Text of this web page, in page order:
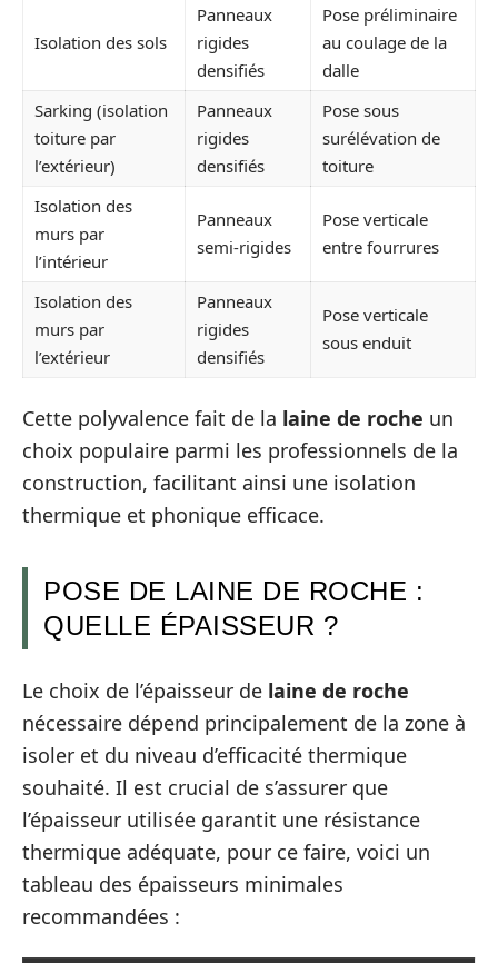
Isolation des sols
Panneaux
rigides
densifiés
Pose préliminaire
au coulage de la
dalle
Sarking (isolation
toiture par
l’extérieur)
Panneaux
rigides
densifiés
Pose sous
surélévation de
toiture
Isolation des
murs par
l’intérieur
Panneaux
semi-rigides
Pose verticale
entre fourrures
Isolation des
murs par
l’extérieur
Panneaux
rigides
densifiés
Pose verticale
sous enduit
Cette polyvalence fait de la laine de roche un
choix populaire parmi les professionnels de la
construction, facilitant ainsi une isolation
thermique et phonique efficace.
POSE DE LAINE DE ROCHE :
QUELLE ÉPAISSEUR ?
Le choix de l’épaisseur de laine de roche
nécessaire dépend principalement de la zone à
isoler et du niveau d’efficacité thermique
souhaité. Il est crucial de s’assurer que
l’épaisseur utilisée garantit une résistance
thermique adéquate, pour ce faire, voici un
tableau des épaisseurs minimales
recommandées :